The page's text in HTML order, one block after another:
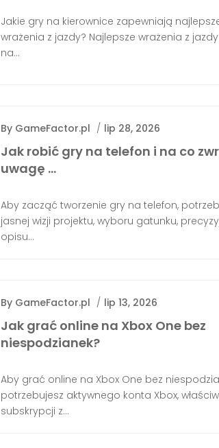
Jakie gry na kierownice zapewniają
wrażenia z jazdy? Najlepsze wrażenia z
na...
By GameFactor.pl / lip 28, 2026
Jak robić gry na telefon i na co
uwagę …
Aby zacząć tworzenie gry na telefon,
jasnej wizji projektu, wyboru gatunku,
opisu...
By GameFactor.pl / lip 13, 2026
Jak grać online na Xbox One bez
niespodzianek?
Aby grać online na Xbox One bez
potrzebujesz aktywnego konta Xbox,
subskrypcji z...